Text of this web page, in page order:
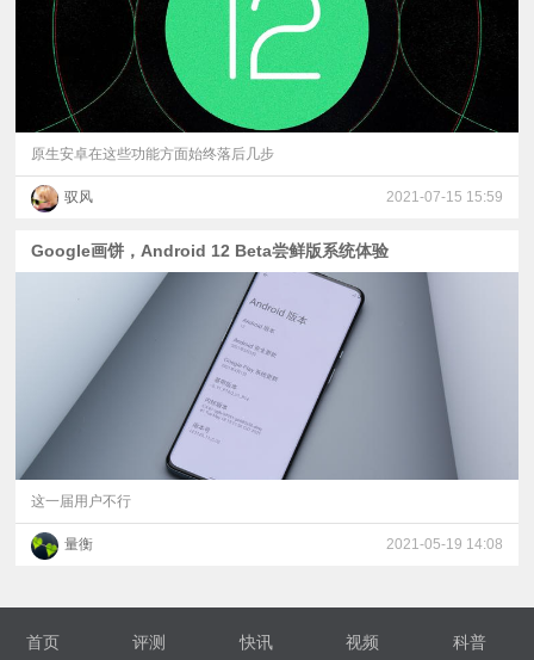
原生安卓在这些功能方面始终落后几步
驭风 2021-07-15 15:59
Google画饼，Android 12 Beta尝鲜版系统体验
这一届用户不行
量衡 2021-05-19 14:08
首页 评测 快讯 视频 科普